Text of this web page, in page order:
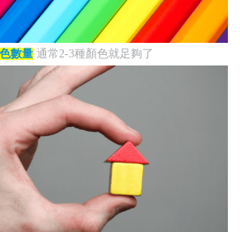
數量通常2-3種顏色就足夠了